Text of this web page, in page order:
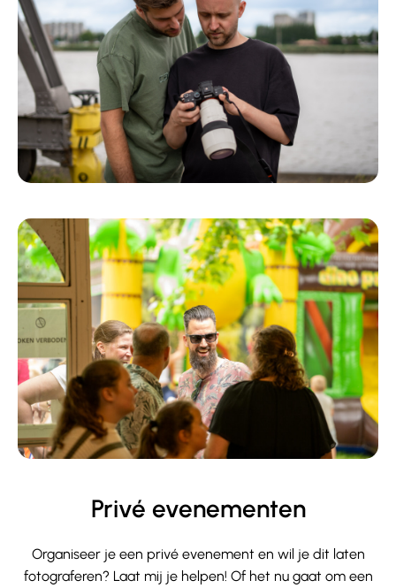
Privé evenementen
Organiseer je een privé evenement en wil je dit laten
fotograferen? Laat mij je helpen! Of het nu gaat om een